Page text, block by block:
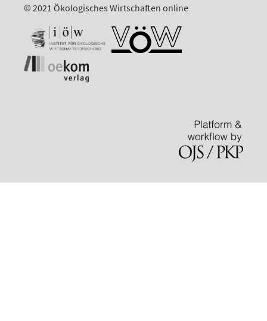
© 2021 Ökologisches Wirtschaften online